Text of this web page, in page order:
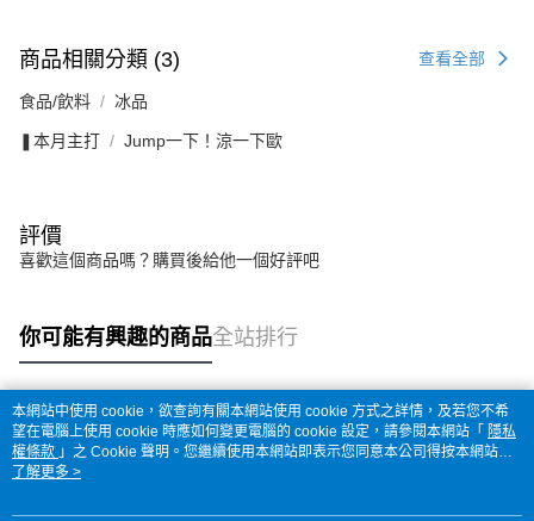
商品相關分類 (3) 查看全部
食品/飲料 冰品
❚本月主打 Jump一下！涼一下歐
評價
喜歡這個商品嗎？購買後給他一個好評吧
你可能有興趣的商品全站排行
熱門標籤
本網站中使用 cookie，欲查詢有關本網站使用 cookie 方式之詳情，及若您不希
望在電腦上使用 cookie 時應如何變更電腦的 cookie 設定，請參閱本網站「 隱私
權條款 」之 Cookie 聲明。您繼續使用本網站即表示您同意本公司得按本網站使
用條款之 Cookie 聲明使用 cookie。
了解更多 >